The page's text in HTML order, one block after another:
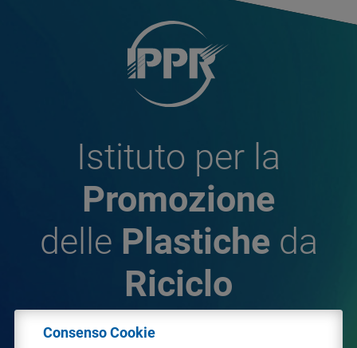
Istituto per la
Promozione
delle Plastiche da
Riciclo
Consenso Cookie